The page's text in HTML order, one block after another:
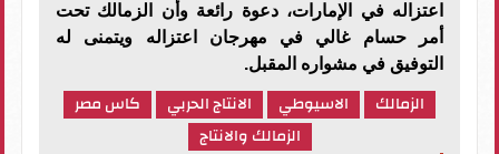
اعتزاله في الإمارات، دعوة رائعة وأن الزمالك تحت
أمر حسام غالي في مهرجان اعتزاله ويتمنى له
التوفيق في مشواره المقبل.
الزمالك الاسيوطي الانتاج الحربي
كاس مصر
الزمالك والانتاج